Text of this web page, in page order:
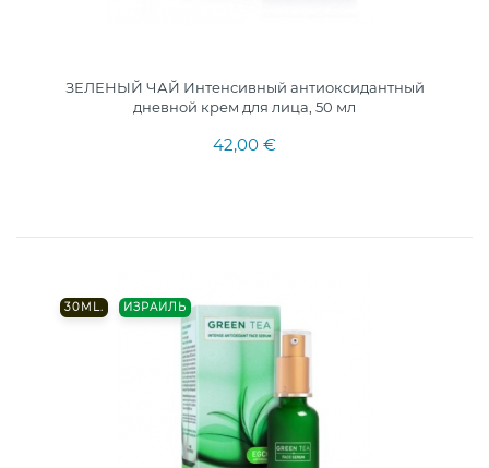
ЗЕЛЕНЫЙ ЧАЙ Интенсивный антиоксидантный
дневной крем для лица, 50 мл
42,00 €
30ML. ИЗРАИЛЬ